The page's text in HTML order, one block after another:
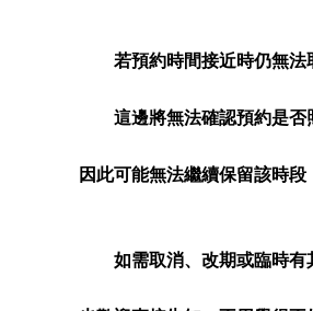
若預約時間接近時仍無法
這邊將無法確認預約是否
因此可能無法繼續保留該時段
如需取消、改期或臨時有